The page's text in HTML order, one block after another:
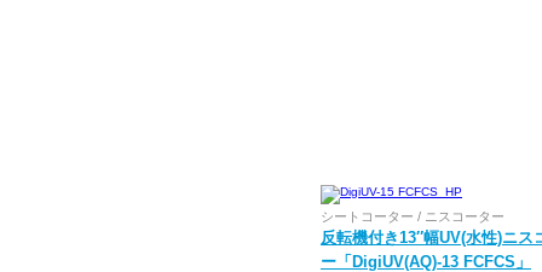
シートコーター / ニスコーター
反転機付き13″幅UV(水性)ニス
ー「DigiUV(AQ)-13 FCFCS」